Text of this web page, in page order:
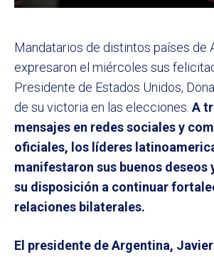
Mandatarios de distintos países de
expresaron el miércoles sus
Presidente de Estados Unidos,
de su victoria en las elecciones. A
mensajes en redes sociales y
oficiales, los líderes
manifestaron sus buenos deseos
su disposición a continuar
relaciones bilaterales.
El presidente de Argentina,